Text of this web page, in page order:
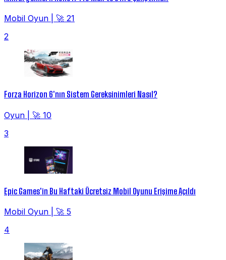
Mobil Oyun
🚀 21
2
Forza Horizon 6'nın Sistem Gereksinimleri Nasıl?
Oyun
🚀 10
3
Epic Games'in Bu Haftaki Ücretsiz Mobil Oyunu Erişime Açıldı
Mobil Oyun
🚀 5
4